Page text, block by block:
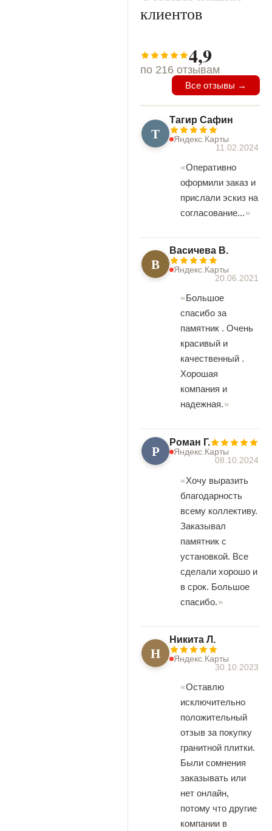
клиентов
4,9
по 216 отзывам
Все отзывы →
Т
Тагир Сафин
Яндекс.Карты
11.02.2024
Оперативно
оформили заказ и
прислали эскиз на
согласование...
В
Васичева В.
Яндекс.Карты
20.06.2021
Большое
спасибо за
памятник . Очень
красивый и
качественный .
Хорошая
компания и
надежная.
Р Роман Г.
Яндекс.Карты
08.10.2024
Хочу выразить
благодарность
всему коллективу.
Заказывал
памятник с
установкой. Все
сделали хорошо и
в срок. Большое
спасибо.
Н
Никита Л.
Яндекс.Карты
30.10.2023
Оставлю
исключительно
положительный
отзыв за покупку
гранитной плитки.
Были сомнения
заказывать или
нет онлайн,
потому что другие
компании в